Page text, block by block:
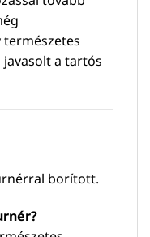
javasolt a tartós
borított.